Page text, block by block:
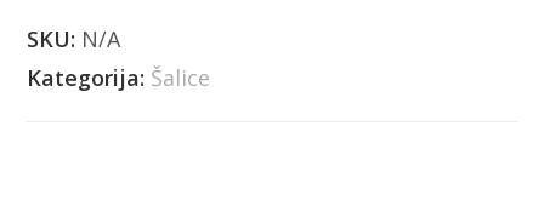
SKU: N/A
Kategorija: Šalice